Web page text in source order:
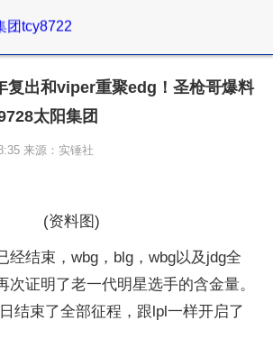
团tcy8722
复出和viper重聚edg！圣枪哥爆料
太阳集团
来源：实锤社
(资料图)
经结束，wbg，blg，wbg以及jdg全
次证明了老一代明星选手的含金量。
结束了全部征程，跟lpl一样开启了